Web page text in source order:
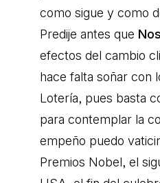
como sigue y como
Predije antes que
efectos del cambio
hace falta soñar con
Lotería, pues basta
para contemplar la
empeño puedo
Premios Nobel, el